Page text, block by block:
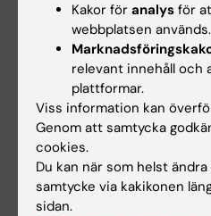
Betygsskala: GU
Studenten ska kunna visa
och kritiskt tolka analys- och
uppmärksamma och hantera
och skriftligt redogöra
resultaten med berörda
med relevanta
dessa.
Kakor för analys för
webbplatsen används.
relevant innehåll och
plattformar.
Viss information kan
Genom att samtycka
cookies.
Du kan när som helst
samtycke via kakikonen
sidan.